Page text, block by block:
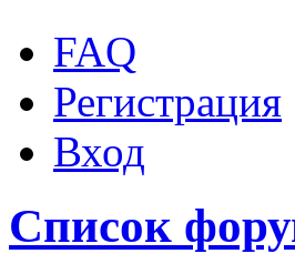
FAQ
Регистрация
Вход
Список